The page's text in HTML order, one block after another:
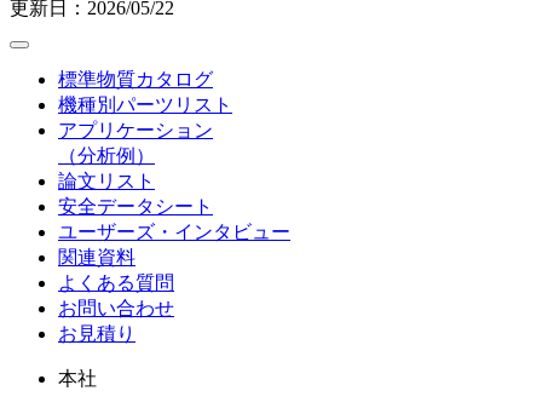
更新日：2026/05/22
標準物質カタログ
機種別パーツリスト
アプリケーション
（分析例）
論文リスト
安全データシート
ユーザーズ・インタビュー
関連資料
よくある質問
お問い合わせ
お見積り
本社